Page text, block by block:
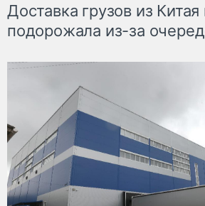
Доставка грузов из
подорожала из-за